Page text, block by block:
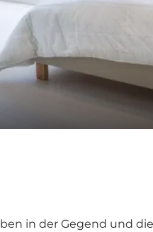
in der Gegend und